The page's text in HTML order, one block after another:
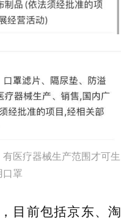
医疗器械生产范围才可生
口罩
目前包括京东、淘